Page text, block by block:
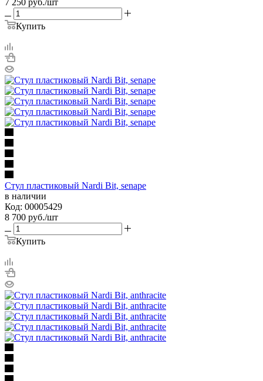
Купить
Стул пластиковый Nardi Bit, senape
в наличии
Код: 00005429
8 700 руб./шт
Купить